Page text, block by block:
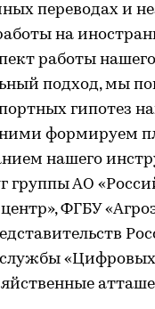
переводах и
на
работы
подход, мы
гипотез
ними формируем
нашего
группы АО
ФГБУ